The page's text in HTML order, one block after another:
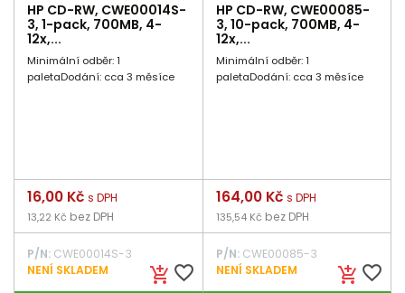
HP CD-RW, CWE00014S-
3, 1-pack, 700MB, 4-
12x,...
Minimální odběr: 1
paletaDodání: cca 3 měsíce
add_shopping_cart favorite_border
Cena
16,00 Kč s DPH
13,22 Kč bez DPH
P/N: CWE00014S-3
NENÍ SKLADEM
HP CD-RW, CWE00085-
3, 10-pack, 700MB, 4-
12x,...
Minimální odběr: 1
paletaDodání: cca 3 měsíce
add_shopping_cart favorite_border
Cena
164,00 Kč s DPH
135,54 Kč bez DPH
P/N:CWE00085-3
NENÍ SKLADEM